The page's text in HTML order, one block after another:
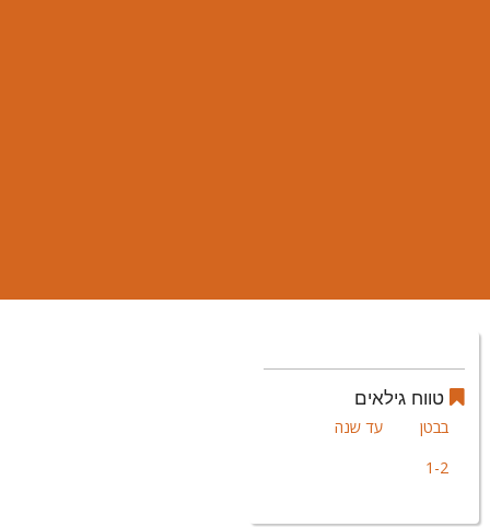
טווח גילאים
בבטן
עד שנה
1-2